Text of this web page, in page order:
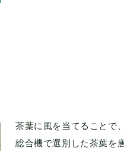
茶葉に風を当てることで
総合機で選別した茶葉を